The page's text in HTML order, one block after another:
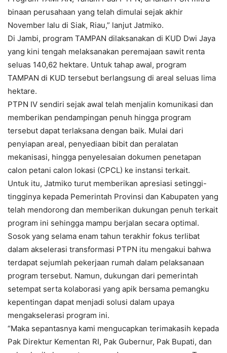
binaan perusahaan yang telah dimulai sejak akhir
November lalu di Siak, Riau,” lanjut Jatmiko.
Di Jambi, program TAMPAN dilaksanakan di KUD Dwi Jaya
yang kini tengah melaksanakan peremajaan sawit renta
seluas 140,62 hektare. Untuk tahap awal, program
TAMPAN di KUD tersebut berlangsung di areal seluas lima
hektare.
PTPN IV sendiri sejak awal telah menjalin komunikasi dan
memberikan pendampingan penuh hingga program
tersebut dapat terlaksana dengan baik. Mulai dari
penyiapan areal, penyediaan bibit dan peralatan
mekanisasi, hingga penyelesaian dokumen penetapan
calon petani calon lokasi (CPCL) ke instansi terkait.
Untuk itu, Jatmiko turut memberikan apresiasi setinggi-
tingginya kepada Pemerintah Provinsi dan Kabupaten yang
telah mendorong dan memberikan dukungan penuh terkait
program ini sehingga mampu berjalan secara optimal.
Sosok yang selama enam tahun terakhir fokus terlibat
dalam akselerasi transformasi PTPN itu mengakui bahwa
terdapat sejumlah pekerjaan rumah dalam pelaksanaan
program tersebut. Namun, dukungan dari pemerintah
setempat serta kolaborasi yang apik bersama pemangku
kepentingan dapat menjadi solusi dalam upaya
mengakselerasi program ini.
“Maka sepantasnya kami mengucapkan terimakasih kepada
Pak Direktur Kementan RI, Pak Gubernur, Pak Bupati, dan